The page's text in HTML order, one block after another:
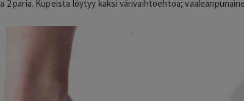
2 paria. Kupeista löytyy kaksi värivaihtoehtoa;